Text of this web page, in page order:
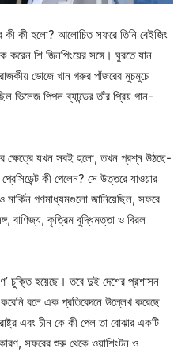
কী কী হলো? আলোচিত সফরে তিনি বেইজিং
করেন শি জিনপিংয়ের সঙ্গে। ঘুরতে যান
ভোজে খান গরুর পাঁজরের মুচমুচে
ভিলেজ পিপল ব্যান্ডের তাঁর প্রিয় গান-
ক্ষেত্রে যখন সবই হলো, তখন প্রশ্ন উঠছে-
প্রেসিডেন্ট কী পেলেন? সে উত্তরে যাওয়ার
গণমাধ্যমগুলো জানিয়েছিল, সফরে
বাণিজ্য, কৃত্রিম বুদ্ধিমত্তা ও বিরল
চুক্তি হয়েছে। তবে দুই দেশের প্রশাসন
বলে এক প্রতিবেদনে উল্লেখ করেছে
এবং চীন কে কী পেল তা বোঝার একটি
সফরের শুরু থেকে ওয়াশিংটন ও